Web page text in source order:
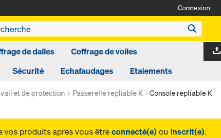
Connexion
de dalles
Coffrage de voiles
Sécurité Echafaudages Etaiements
et de protection Passerelle repliable K Console repliable K
vos produits après vous êtreconnecté(e)ou inscrit(e).